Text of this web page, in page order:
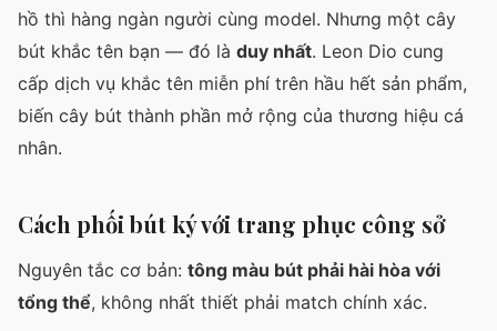
hồ thì hàng ngàn người cùng model. Nhưng một cây
bút khắc tên bạn — đó là duy nhất. Leon Dio cung
cấp dịch vụ khắc tên miễn phí trên hầu hết sản phẩm,
biến cây bút thành phần mở rộng của thương hiệu cá
nhân.
Cách phối bút ký với trang phục công sở
Nguyên tắc cơ bản: tông màu bút phải hài hòa với
tổng thể, không nhất thiết phải match chính xác.